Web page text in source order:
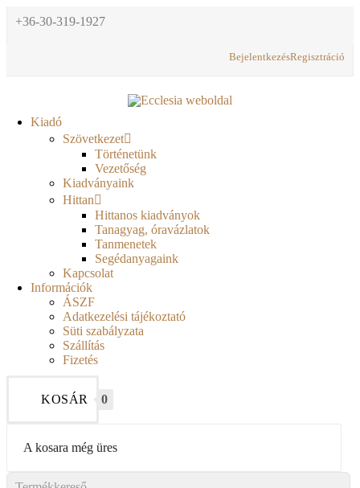
+36-30-319-1927
BejelentkezésRegisztráció
Kiadó
Szövetkezet
Történetünk
Vezetőség
Kiadványaink
Hittan
Hittanos kiadványok
Tanagyag, óravázlatok
Tanmenetek
Segédanyagaink
Kapcsolat
Információk
ÁSZF
Adatkezelési tájékoztató
Süti szabályzata
Szállítás
Fizetés
KOSÁR 0
A kosara még üres